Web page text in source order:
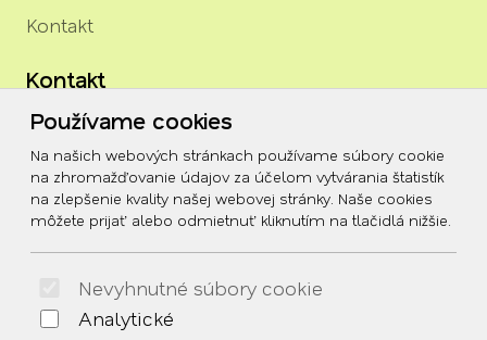
Používame cookies
Na našich webových stránkach používame súbory cookie
na zhromažďovanie údajov za účelom vytvárania štatistík
na zlepšenie kvality našej webovej stránky. Naše cookies
môžete prijať alebo odmietnuť kliknutím na tlačidlá nižšie.
Nevyhnutné súbory cookie
Analytické
Kontakt
Kontakt
igor.rozenberg@tszh.eu
045/678 70 10
045/678 70 11
Social
Facebook